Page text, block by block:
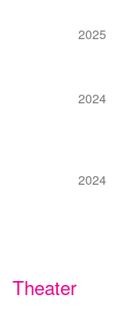
2025
2024
2024
Theater